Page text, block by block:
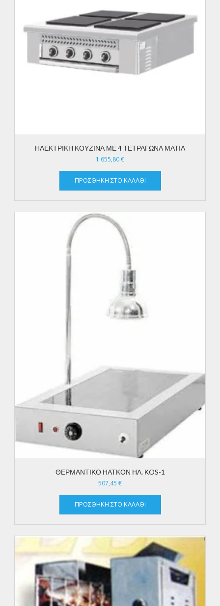
ΗΛΕΚΤΡΙΚΗ ΚΟΥΖΙΝΑ ΜΕ 4 ΤΕΤΡΑΓΩΝΑ ΜΑΤΙΑ
1.655,80€
ΠΡΟΣΘΉΚΗ ΣΤΟ ΚΑΛΆΘΙ
ΘΕΡΜΑΝΤΙΚΟ ΗΑΤΚΟΝ ΗΛ. ΚOS-1
507,45 €
ΠΡΟΣΘΉΚΗ ΣΤΟ ΚΑΛΆΘΙ